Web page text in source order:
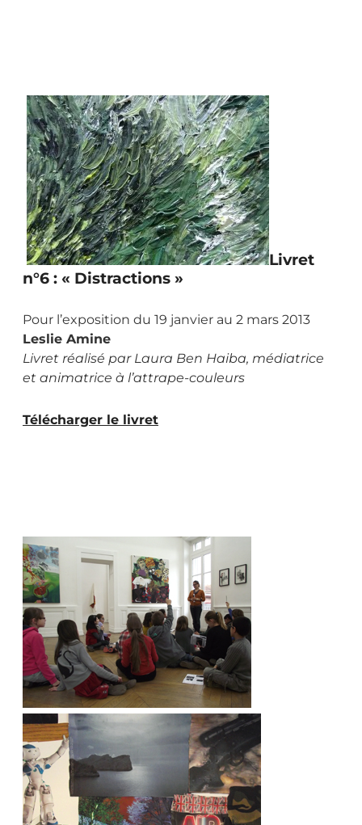
Livret
n°6 : « Distractions »
Pour l’exposition du 19 janvier au 2 mars 2013
Leslie Amine
Livret réalisé par Laura Ben Haiba, médiatrice
et animatrice à l’attrape-couleurs
Télécharger le livret